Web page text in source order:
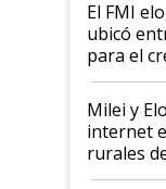
El FMI
ubicó
para el
Milei y
internet
rurales
a un